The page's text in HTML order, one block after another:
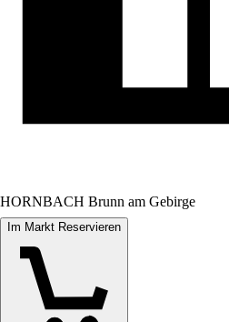
HORNBACH Brunn am Gebirge
Im Markt Reservieren